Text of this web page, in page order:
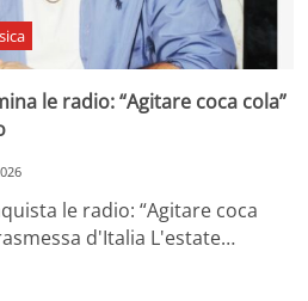
le radio: “Agitare coca cola”
le radio: “Agitare coca
d'Italia L'estate…